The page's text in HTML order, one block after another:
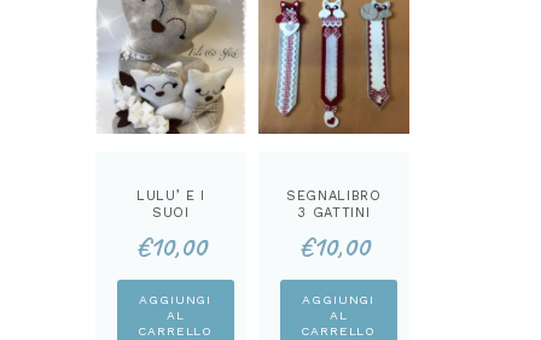
LULU’ E I
SUOI
CARTAMODEL
€10,00
AGGIUNGI
AL
CARRELLO
SEGNALIBRO
3 GATTINI
LO
€10,00
AGGIUNGI
AL
CARRELLO